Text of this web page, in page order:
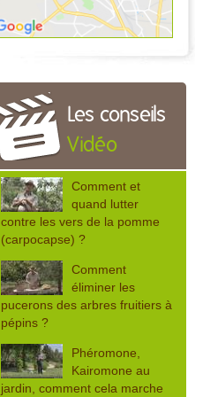
Les conseils
Vidéo
Comment et
quand lutter
contre les vers de la pomme
(carpocapse) ?
Comment
éliminer les
pucerons des arbres fruitiers à
pépins ?
Phéromone,
Kairomone au
jardin, comment cela marche